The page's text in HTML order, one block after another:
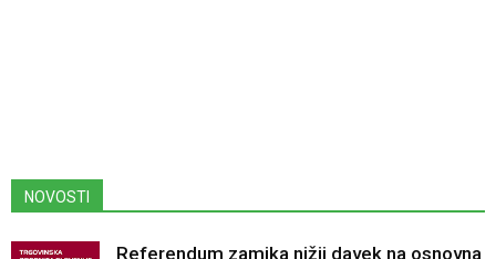
NOVOSTI
Referendum zamika nižji davek na osnovna